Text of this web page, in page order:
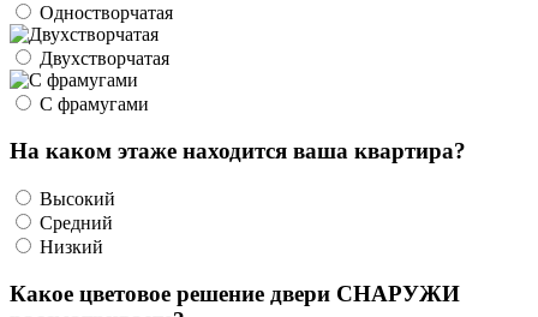
Одностворчатая
Двухстворчатая
С фрамугами
На каком этаже находится ваша квартира?
Высокий
Средний
Низкий
Какое цветовое решение двери СНАРУЖИ